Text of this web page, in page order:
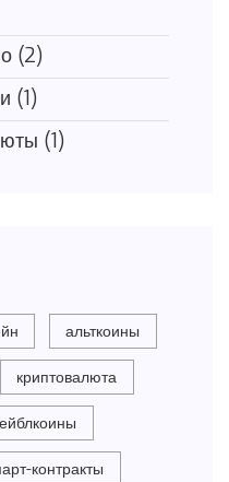
(2)
(1)
(1)
альткоины
криптовалюта
контракты